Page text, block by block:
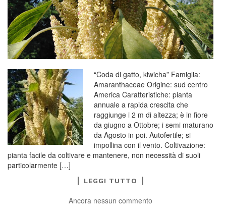
“Coda di gatto, kiwicha” Famiglia:
Amaranthaceae Origine: sud centro
America Caratteristiche: pianta
annuale a rapida crescita che
raggiunge i 2 m di altezza; è in fiore
da giugno a Ottobre; i semi maturano
da Agosto in poi. Autofertile; si
impollina con il vento. Coltivazione:
pianta facile da coltivare e mantenere, non necessità di suoli
particolarmente […]
LEGGI TUTTO
Ancora nessun commento